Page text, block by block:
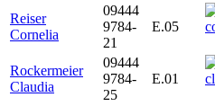
Reiser
Cornelia
09444
9784-
21
E.05
Rockermeier
Claudia
09444
9784-
25
E.01